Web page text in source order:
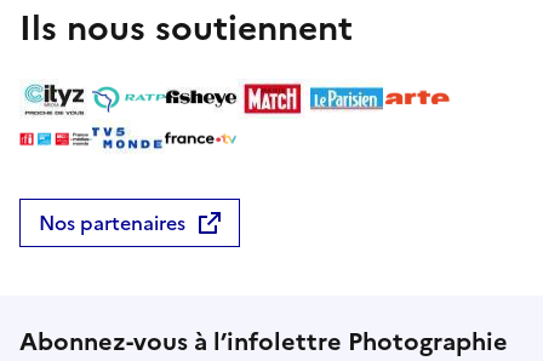
Ils nous soutiennent
Nos partenaires
Abonnez-vous à l’infolettre Photographie